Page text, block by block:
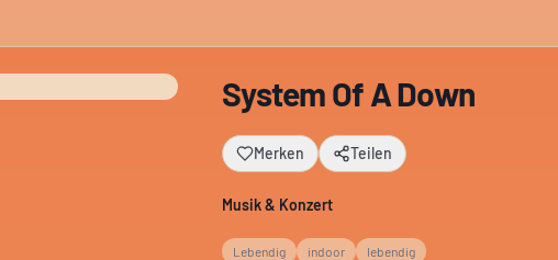
System Of A Down
Merken Teilen
Musik & Konzert
Lebendig indoor lebendig